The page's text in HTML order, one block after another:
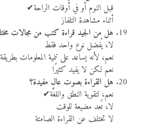
قبل النوم أو في أوقات الراحة✔
أثناء مشاهدة التلفاز
هل من الجيد قراءة كتب من مجالات
لا، يُفضل نوع واحد فقط
نعم، لأنه يساعد على تنمية المعلومات
نعم لكن لا يفيد كثيرًا
هل القراءة بصوت عالٍ مفيدة؟
نعم، لتقوية النطق واللغة✔
لا، تُعد مضيعة للوقت
لا تختلف عن القراءة الصامتة